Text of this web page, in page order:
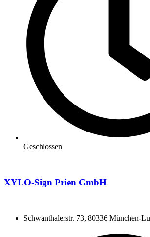
Geschlossen
XYLO-Sign Prien GmbH
Schwanthalerstr. 73, 80336 München-